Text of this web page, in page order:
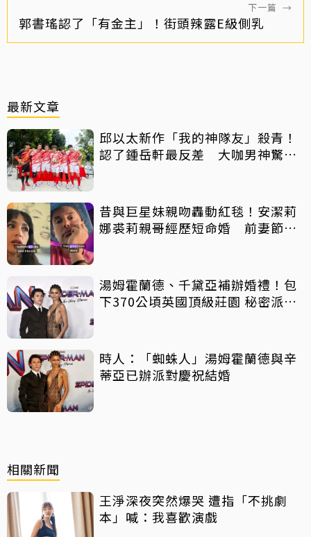
下一篇 →
郭書瑤認了「有金主」！街頭辣露E級側乳
最新文章
邱以太新作「我的神隊友」殺青！
認了鍾岳軒最反差 大咖男神驚喜
昔與巨星妹親吻轟動紅毯！安潔莉
娜裘莉親哥經歷短命婚 前妻節目
湯姆霍蘭德、千黛亞補辦婚禮！包
下370公頃英國頂級莊園 秘密派對
時人：「蜘蛛人」湯姆霍蘭德與辛
蒂亞已辦派對慶祝結婚
相關新聞
王淨深夜突然爆哭 遭指「不挑劇
本」喊：我喜歡演戲